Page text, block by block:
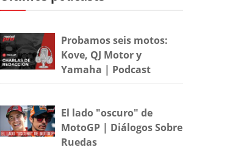
Probamos seis motos:
Kove, QJ Motor y
Yamaha | Podcast
El lado "oscuro" de
MotoGP | Diálogos Sobre
Ruedas